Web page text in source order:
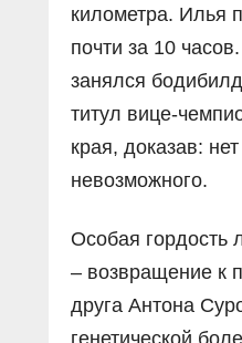
километра. Илья
почти за 10
занялся
титул вице-
края, доказав:
невозможного.
Особая гордость
– возвращение к
друга Антона